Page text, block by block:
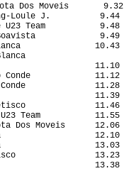
Dos Moveis       9.32
Loule J.          9.44
U23 Team           9.48
Boavista             9.49
Blanca               10.43
Costa Blanca
11.10
Conde             11.12
Conde              11.28
11.39
Petisco              11.46
U23 Team           11.55
Dos Moveis      12.06
12.10
13.03
13.23
13.38